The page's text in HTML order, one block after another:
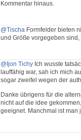
Kommentar hinaus.
@Tischa Formfelder bieten
und Größe vorgegeben
@Ijon Tichy Ich wusste
lauffähig war, sah ich mich
sogar zweifel wegen der
Danke übrigens für die
nicht auf die idee
geeignet. Manchmal ist